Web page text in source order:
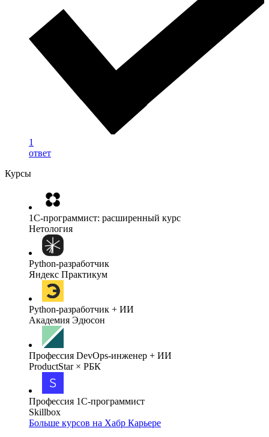
1
ответ
Курсы
1C-программист: расширенный курс
Нетология
Python-разработчик
Яндекс Практикум
Python-разработчик + ИИ
Академия Эдюсон
Профессия DevOps-инженер + ИИ
ProductStar × РБК
Профессия 1С-программист
Skillbox
Больше курсов на Хабр Карьере